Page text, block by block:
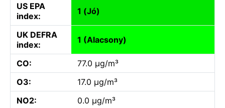
US EPA
index:
1 (Jó)
UK DEFRA
index:
1 (Alacsony)
CO:
77.0 µg/m³
O3:
17.0 µg/m³
NO2:
0.0 µg/m³